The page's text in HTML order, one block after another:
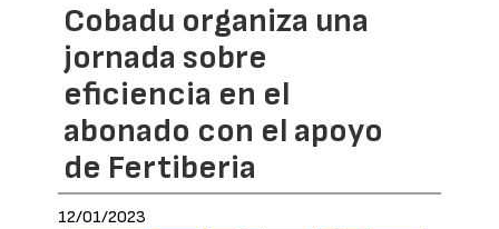
Cobadu organiza una
jornada sobre
eficiencia en el
abonado con el apoyo
de Fertiberia
12/01/2023